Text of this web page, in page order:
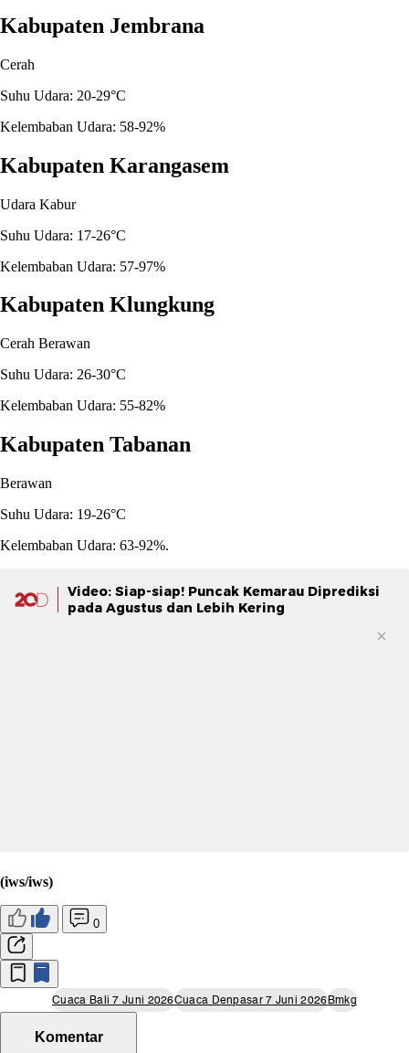
Kabupaten Jembrana
Cerah
Suhu Udara: 20-29°C
Kelembaban Udara: 58-92%
Kabupaten Karangasem
Udara Kabur
Suhu Udara: 17-26°C
Kelembaban Udara: 57-97%
Kabupaten Klungkung
Cerah Berawan
Suhu Udara: 26-30°C
Kelembaban Udara: 55-82%
Kabupaten Tabanan
Berawan
Suhu Udara: 19-26°C
Kelembaban Udara: 63-92%.
Video: Siap-siap! Puncak Kemarau Diprediksi
pada Agustus dan Lebih Kering
(iws/iws)
0
Cuaca Bali 7 Juni 2026Cuaca Denpasar 7 Juni 2026Bmkg
Komentar